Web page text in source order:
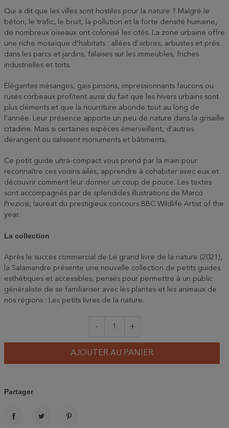
Qui a dit que les villes sont hostiles pour la nature ? Malgré le
béton, le trafic, le bruit, la pollution et la forte densité humaine,
de nombreux oiseaux ont colonisé les cités. La zone urbaine offre
une riche mosaïque d’habitats : allées d’arbres, arbustes et prés
dans les parcs et jardins, falaises sur les immeubles, friches
industrielles et toits.
Élégantes mésanges, gais pinsons, impressionnants faucons ou
rusés corbeaux profitent aussi du fait que les hivers urbains sont
plus cléments et que la nourriture abonde tout au long de
l’année. Leur présence apporte un peu de nature dans la grisaille
citadine. Mais si certaines espèces émerveillent, d’autres
dérangent ou salissent monuments et bâtiments.
Ce petit guide ultra-compact vous prend par la main pour
reconnaître ces voisins ailés, apprendre à cohabiter avec eux et
découvrir comment leur donner un coup de pouce. Les textes
sont accompagnés par de splendides illustrations de Marco
Preziosi, lauréat du prestigieux concours BBC Wildlife Artist of the
year.
La collection
Après le succès commercial de Le grand livre de la nature (2021),
la Salamandre présente une nouvelle collection de petits guides
esthétiques et accessibles, pensés pour permettre à un public
généraliste de se familiariser avec les plantes et les animaux de
nos régions : Les petits livres de la nature.
- +
AJOUTER AU PANIER
Partager